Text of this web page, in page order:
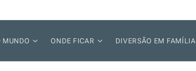
MUNDO ONDE FICAR DIVERSÃO EM FAMÍLIA